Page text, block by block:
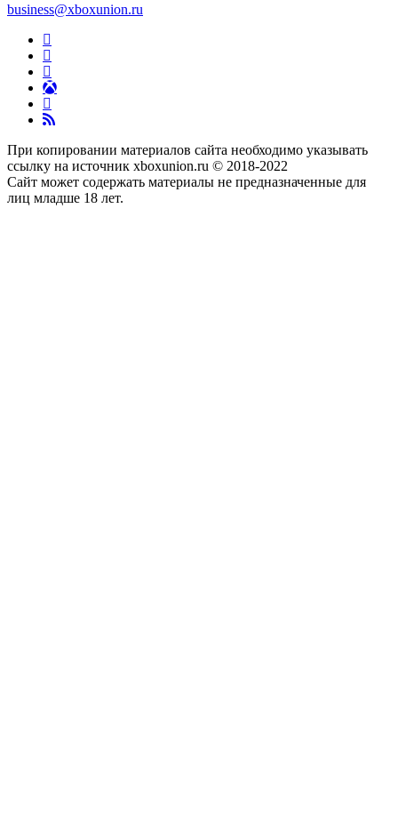
business@xboxunion.ru
При копировании материалов сайта необходимо указывать
ссылку на источник xboxunion.ru © 2018-2022
Сайт может содержать материалы не предназначенные для
лиц младше 18 лет.